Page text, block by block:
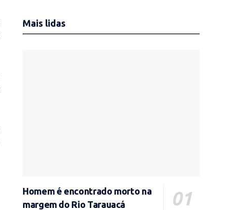
Mais lidas
Homem é encontrado morto na
margem do Rio Tarauacá